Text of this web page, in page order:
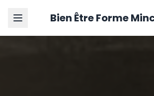
Bien Être Forme